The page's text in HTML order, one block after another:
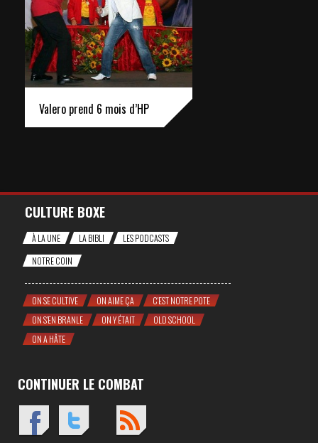
Valero prend 6 mois d’HP
CULTURE BOXE
À LA UNE LA BIBLI
LES PODCASTS
NOTRE COIN
ON SE CULTIVE ON AIME ÇA
C'EST NOTRE POTE
ON S'EN BRANLE
ON Y ÉTAIT
OLD SCHOOL
ON A HÂTE
CONTINUER LE COMBAT